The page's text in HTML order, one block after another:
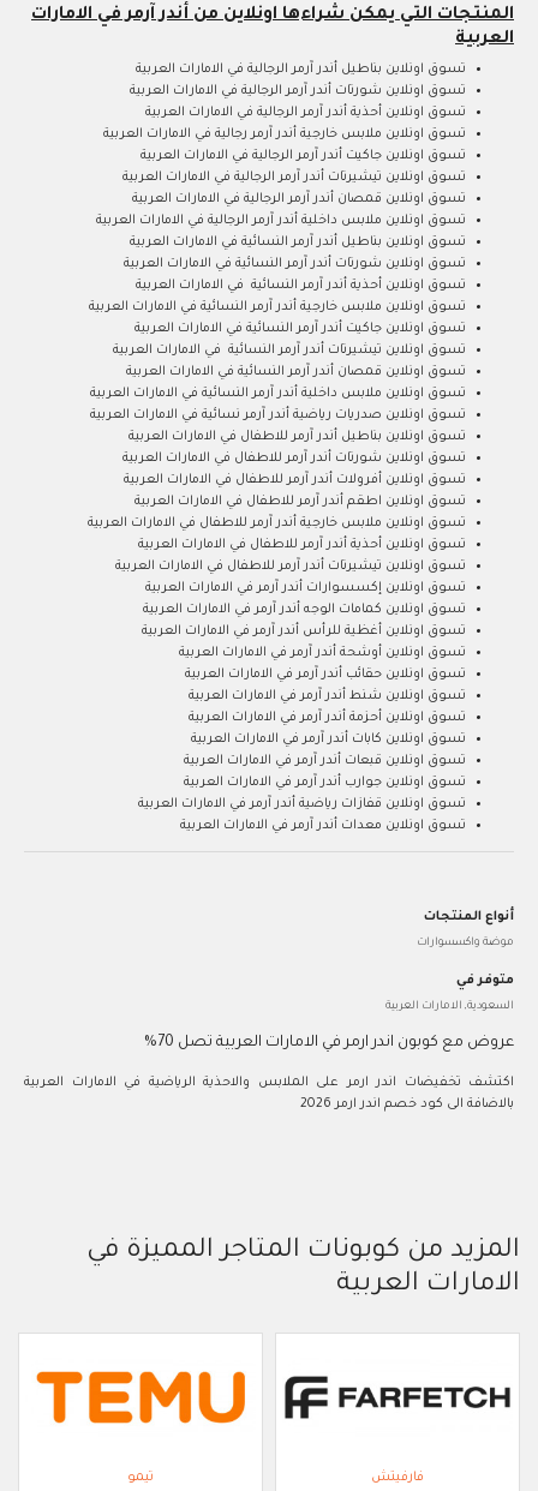
المنتجات التي يمكن شراءها اونلاين من أندر آرمر في الامارات
العربية
تسوق اونلاين بناطيل أندر آرمر الرجالية في الامارات العربية
تسوق اونلاين شورتات أندر آرمر الرجالية في الامارات العربية
تسوق اونلاين أحذية أندر آرمر الرجالية في الامارات العربية
تسوق اونلاين ملابس خارجية أندر آرمر رجالية في الامارات العربية
تسوق اونلاين جاكيت أندر آرمر الرجالية في الامارات العربية
تسوق اونلاين تيشيرتات أندر آرمر الرجالية في الامارات العربية
تسوق اونلاين قمصان أندر آرمر الرجالية في الامارات العربية
تسوق اونلاين ملابس داخلية أندر آرمر الرجالية في الامارات العربية
تسوق اونلاين بناطيل أندر آرمر النسائية في الامارات العربية
تسوق اونلاين شورتات أندر آرمر النسائية في الامارات العربية
تسوق اونلاين أحذية أندر آرمر النسائية في الامارات العربية
تسوق اونلاين ملابس خارجية أندر آرمر النسائية في الامارات العربية
تسوق اونلاين جاكيت أندر آرمر النسائية في الامارات العربية
تسوق اونلاين تيشيرتات أندر آرمر النسائية في الامارات العربية
تسوق اونلاين قمصان أندر آرمر النسائية في الامارات العربية
تسوق اونلاين ملابس داخلية أندر آرمر النسائية في الامارات العربية
تسوق اونلاين صدريات رياضية أندر آرمر نسائية في الامارات العربية
تسوق اونلاين بناطيل أندر آرمر للاطفال في الامارات العربية
تسوق اونلاين شورتات أندر آرمر للاطفال في الامارات العربية
تسوق اونلاين أفرولات أندر آرمر للاطفال في الامارات العربية
تسوق اونلاين اطقم أندر آرمر للاطفال في الامارات العربية
تسوق اونلاين ملابس خارجية أندر آرمر للاطفال في الامارات العربية
تسوق اونلاين أحذية أندر آرمر للاطفال في الامارات العربية
تسوق اونلاين تيشيرتات أندر آرمر للاطفال في الامارات العربية
تسوق اونلاين إكسسوارات أندر آرمر في الامارات العربية
تسوق اونلاين كمامات الوجه أندر آرمر في الامارات العربية
تسوق اونلاين أغظية للرأس أندر آرمر في الامارات العربية
تسوق اونلاين أوشحة أندر آرمر في الامارات العربية
تسوق اونلاين حقائب أندر آرمر في الامارات العربية
تسوق اونلاين شنط أندر آرمر في الامارات العربية
تسوق اونلاين أحزمة أندر آرمر في الامارات العربية
تسوق اونلاين كابات أندر آرمر في الامارات العربية
تسوق اونلاين قبعات أندر آرمر في الامارات العربية
تسوق اونلاين جوارب أندر آرمر في الامارات العربية
تسوق اونلاين قفازات رياضية أندر آرمر في الامارات العربية
تسوق اونلاين معدات أندر آرمر في الامارات العربية
أنواع المنتجات
موضة واكسسوارات
متوفر في
السعودية, الامارات العربية
عروض مع كوبون اندر ارمر في الامارات العربية تصل 70%
اكتشف تخفيضات اندر ارمر على الملابس والاحذية الرياضية في الامارات العربية
بالاضافة الى كود خصم اندر ارمر 2026
المزيد من كوبونات المتاجر المميزة في
الامارات العربية
فارفيتش تيمو